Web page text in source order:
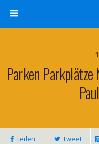
Parken
Teilen Tweet